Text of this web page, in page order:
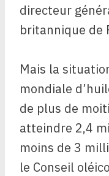
directeur
britannique de
Mais la
mondiale
de plus de
atteindre 2,4
moins de 3
le Conseil